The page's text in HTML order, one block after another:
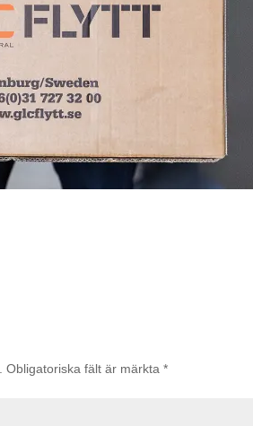
Obligatoriska fält är märkta*